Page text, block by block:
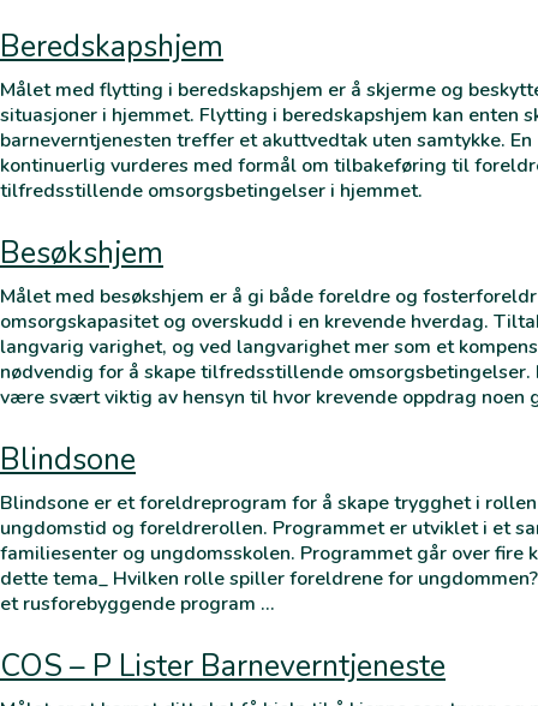
Beredskapshjem
Målet med flytting i beredskapshjem er å skjerme og
situasjoner i hjemmet. Flytting i beredskapshjem kan enten
barneverntjenesten treffer et akuttvedtak uten samtykke.
kontinuerlig vurderes med formål om tilbakeføring til
tilfredsstillende omsorgsbetingelser i hjemmet.
Besøkshjem
Målet med besøkshjem er å gi både foreldre og
omsorgskapasitet og overskudd i en krevende hverdag.
langvarig varighet, og ved langvarighet mer som et
nødvendig for å skape tilfredsstillende
være svært viktig av hensyn til hvor krevende oppdrag noen
Blindsone
Blindsone er et foreldreprogram for å skape trygghet i
ungdomstid og foreldrerollen. Programmet er utviklet i et
familiesenter og ungdomsskolen. Programmet går over fire
dette tema_ Hvilken rolle spiller foreldrene for
et rusforebyggende program …
COS – P Lister Barneverntjeneste